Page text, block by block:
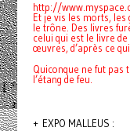
http://
Et je vis les morts,
le trône. Des livres
celui qui est le livre
œuvres, d’après ce
Quiconque ne fut pas
l’étang de feu.
+ EXPO MALLEUS :